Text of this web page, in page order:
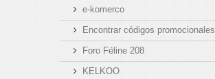
e-komerco
Encontrar códigos promocionales
Foro Féline 208
KELKOO